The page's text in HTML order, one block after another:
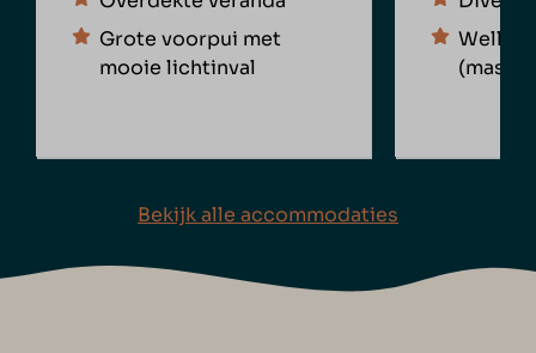
Grote voorpui met
mooie lichtinval
Bekijk alle accommodaties